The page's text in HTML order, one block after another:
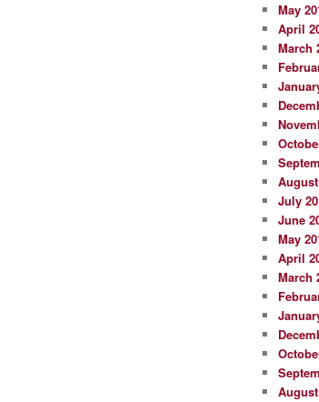
May
April
March
July
June
May
April
March